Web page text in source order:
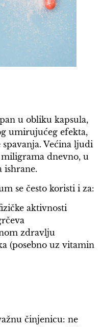
u obliku kapsula,
umirujućeg efekta,
Većina ljudi
dnevno, u
ishrane.
se često koristi i za:
aktivnosti
zdravlju
(posebno uz vitamin
činjenicu: ne